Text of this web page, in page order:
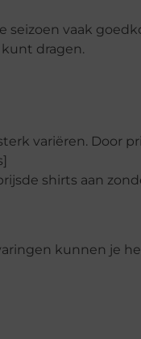
seizoen vaak
dragen.
variëren. Door
shirts aan
kunnen je